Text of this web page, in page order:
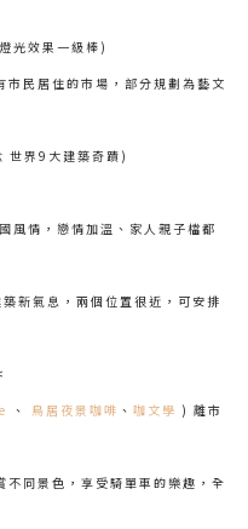
光效果一級棒)
市民居住的市場，部分規劃為藝文
世界9大建築奇蹟)
風情，戀情加溫、家人親子檔都
新氣息，兩個位置很近，可安排
、 鳥居夜景咖啡 、 咖文學 ) 離市
同景色，享受騎單車的樂趣，全